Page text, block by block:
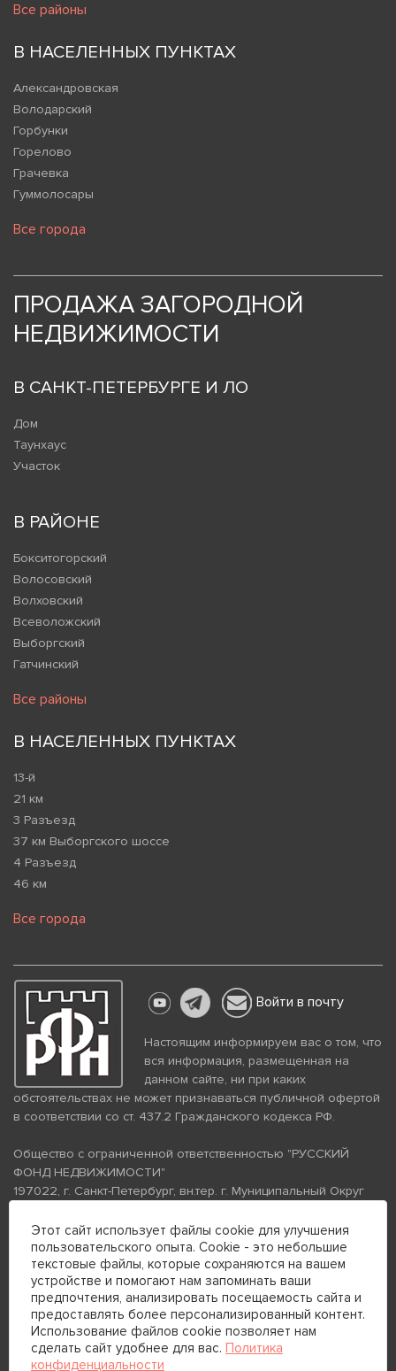
Все районы
В НАСЕЛЕННЫХ ПУНКТАХ
Александровская
Володарский
Горбунки
Горелово
Грачевка
Гуммолосары
Все города
ПРОДАЖА ЗАГОРОДНОЙ
НЕДВИЖИМОСТИ
В САНКТ-ПЕТЕРБУРГЕ И ЛО
Дом
Таунхаус
Участок
В РАЙОНЕ
Бокситогорский
Волосовский
Волховский
Всеволожский
Выборгский
Гатчинский
Все районы
В НАСЕЛЕННЫХ ПУНКТАХ
13-й
21 км
3 Разъезд
37 км Выборгского шоссе
4 Разъезд
46 км
Все города
Войти в почту
Настоящим информируем вас о том, что
вся информация, размещенная на
данном сайте, ни при каких
обстоятельствах не может признаваться публичной офертой
в соответствии со ст. 437.2 Гражданского кодекса РФ.
Общество с ограниченной ответственностью "РУССКИЙ
ФОНД НЕДВИЖИМОСТИ"
197022, г. Санкт-Петербург, вн.тер. г. Муниципальный Округ
помещение 26Н, комната 103
ИНН 7813672570 КПП 781301001 ОГРН 1237800058870
Политика конфиденциальности
Политика обработки
персональных данных
Телефон для связи:
+7 (812) 200-99-98
+7 (812) 200-88-89
Этот сайт использует файлы cookie для улучшения
пользовательского опыта. Cookie - это небольшие
текстовые файлы, которые сохраняются на вашем
устройстве и помогают нам запоминать ваши
предпочтения, анализировать посещаемость сайта и
предоставлять более персонализированный контент.
Использование файлов cookie позволяет нам
сделать сайт удобнее для вас. Политика
конфиденциальности